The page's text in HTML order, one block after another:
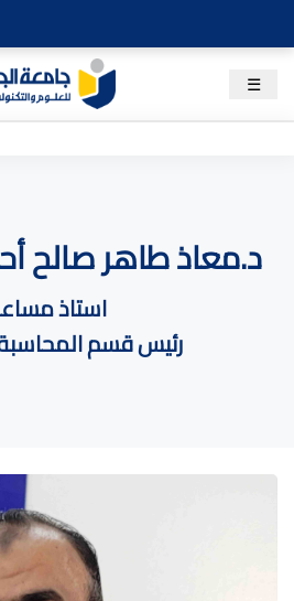
☰
د.معاذ طاهر صالح
استاذ
رئيس قسم